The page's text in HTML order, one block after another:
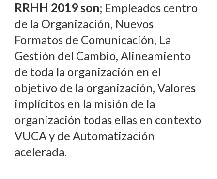
RRHH 2019 son; Empleados centro
de la Organización, Nuevos
Formatos de Comunicación, La
Gestión del Cambio, Alineamiento
de toda la organización en el
objetivo de la organización, Valores
implícitos en la misión de la
organización todas ellas en contexto
VUCA y de Automatización
acelerada.